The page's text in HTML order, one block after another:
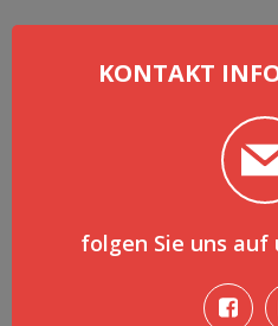
KONTAKT
folgen Sie uns auf